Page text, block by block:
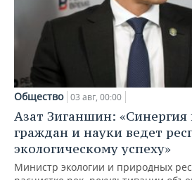
Общество 03 авг, 00:00
Азат Зиганшин: «Синергия
граждан и науки ведет
экологическому успеху»
Министр экологии и природных